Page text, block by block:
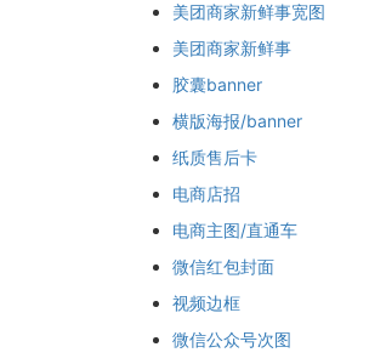
美团商家新鲜事宽图
美团商家新鲜事
胶囊banner
横版海报/banner
纸质售后卡
电商店招
电商主图/直通车
微信红包封面
视频边框
微信公众号次图